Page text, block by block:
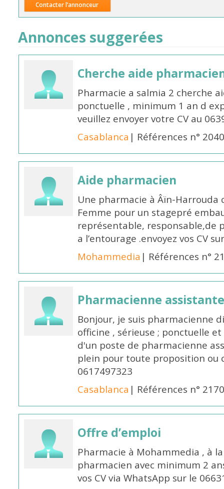
Contacter l’annonceur
Annonces suggerées
Cherche aide
Pharmacie a salmia 2 cherche
ponctuelle , minimum 1 an d
veuillez envoyer votre CV au
Casablanca | Références n°
Aide pharmacien
Une pharmacie à Âïn-Harrouda
Femme pour un stagepré
représentable,
a l’entourage .envoyez vos CV
Mohammedia | Références n°
Pharmacienne
Bonjour, je suis pharmacienne
officine , sérieuse ; ponctuelle
d'un poste de pharmacienne
plein pour toute proposition ou
0617497323
Casablanca | Références n°
Offre d’emploi
Pharmacie à Mohammedia , à
pharmacien avec minimum 2
vos CV via WhatsApp sur le